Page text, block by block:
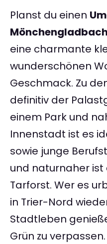
Planst du einen
eine charmante
wunderschönen
Geschmack. Zu
definitiv der
einem Park und
Innenstadt ist es
sowie junge
und naturnaher
Tarforst. Wer es
in Trier-Nord
Stadtleben
Grün zu